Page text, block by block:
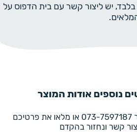
יש ליצור קשר עם בית הדפוס על
נוספים אודות המוצר
התקשרו אלינו למספר 073-7597187 או מלאו את פרטיכם
קשר ונחזור בהקדם